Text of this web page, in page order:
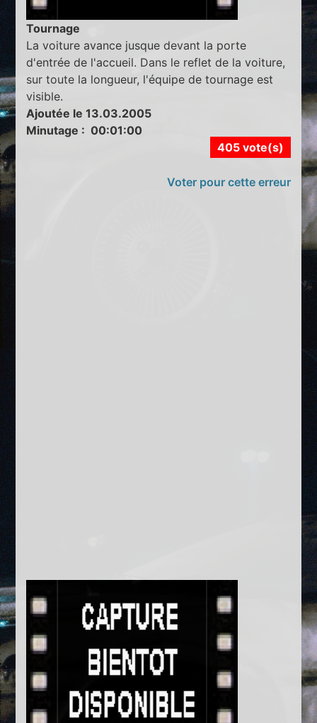
Tournage
La voiture avance jusque devant la porte
d'entrée de l'accueil. Dans le reflet de la voiture,
sur toute la longueur, l'équipe de tournage est
visible.
Ajoutée le 13.03.2005
Minutage : 00:01:00
405 vote(s)
Voter pour cette erreur